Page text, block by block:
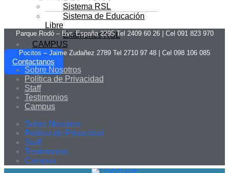
Sistema RSL
Sistema de Educación
Libre
Exámenes RSL
CAMPUS
Contactanos
Parque Rodó – Bvr. España 2295 Tel 2409 60 26 | Cel 091 823 970
Pocitos – Jaime Zudañez 2789 Tel 2710 97 48 Cel 098 106 085
Sobre Nosotros
Política de Privacidad
Staff
Testimonios
Campus
Sobre Nosotros
Política de Privacidad
Staff
Testimonios
Campus